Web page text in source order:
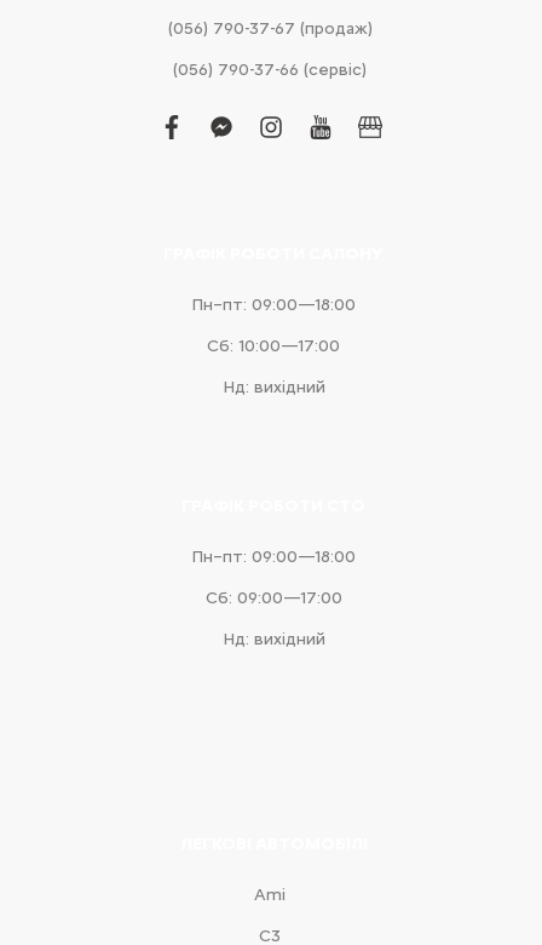
(056) 790-37-67 (продаж)
(056) 790-37-66 (сервіс)
facebook
facebook-
instagram
youtubebusiness
Пн–пт: 09:00—18:00
Сб: 10:00—17:00
Нд: вихідний
Пн–пт: 09:00—18:00
Сб: 09:00—17:00
Нд: вихідний
Ami
С3